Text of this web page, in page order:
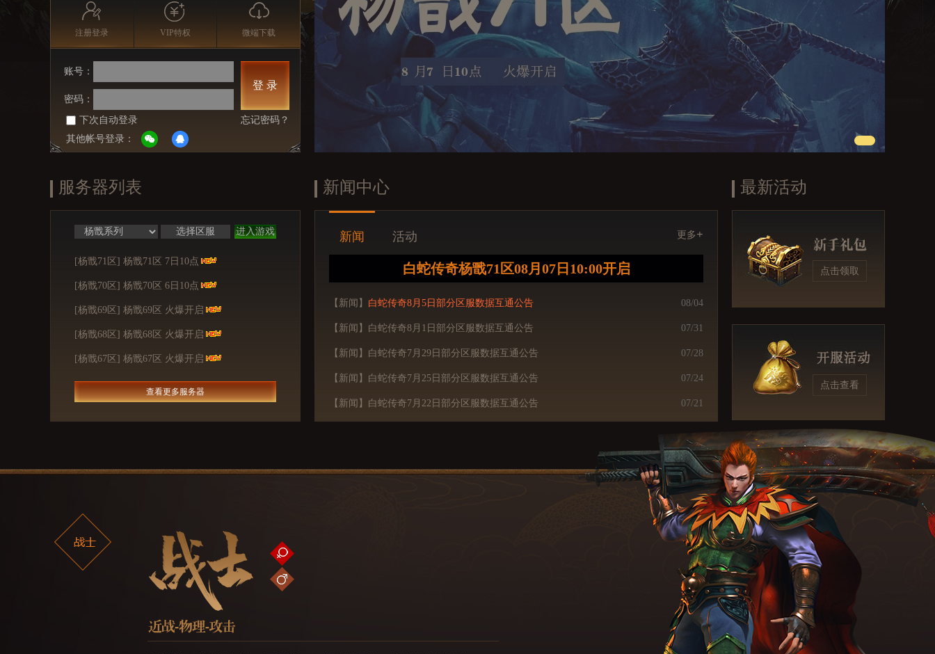
注册登录 VIP特权 微端下载
账号：
密码：
登 录
下次自动登录
忘记密码？
其他帐号登录：
服务器列表
进入游戏
[杨戬71区] 杨戬71区 7日10点
[杨戬70区] 杨戬70区 6日10点
[杨戬69区] 杨戬69区 火爆开启
[杨戬68区] 杨戬68区 火爆开启
[杨戬67区] 杨戬67区 火爆开启
查看更多服务器
新闻中心
新闻 活动 更多 +
白蛇传奇杨戬71区08月07日10:00开启
【新闻】 白蛇传奇8月5日部分区服数据互通公告 08/04
【新闻】白蛇传奇8月1日部分区服数据互通公告 07/31
【新闻】白蛇传奇7月29日部分区服数据互通公告 07/28
【新闻】白蛇传奇7月25日部分区服数据互通公告 07/24
【新闻】白蛇传奇7月22日部分区服数据互通公告 07/21
最新活动
点击领取
点击查看